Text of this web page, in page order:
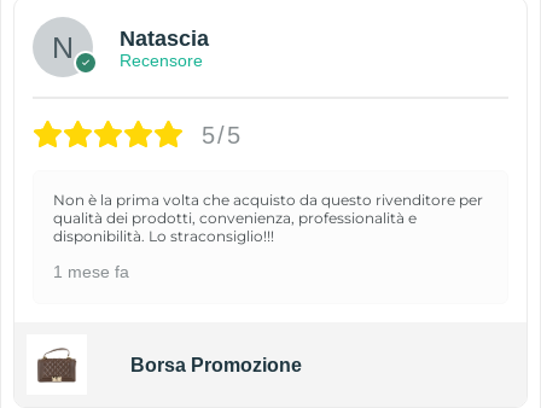
Natascia
Recensore
5/5
Non è la prima volta che acquisto da questo rivenditore per
qualità dei prodotti, convenienza, professionalità e
disponibilità. Lo straconsiglio!!!
1 mese fa
Borsa Promozione